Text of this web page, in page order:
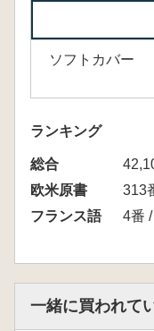
ソフトカバー
ランキング
総合
欧米原書
313
フランス語
4番
一緒に買われて